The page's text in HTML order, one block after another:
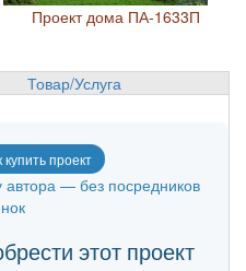
Проект дома ПА-1633П
Товар/Услуга
проект
автора — без посредников
этот проект